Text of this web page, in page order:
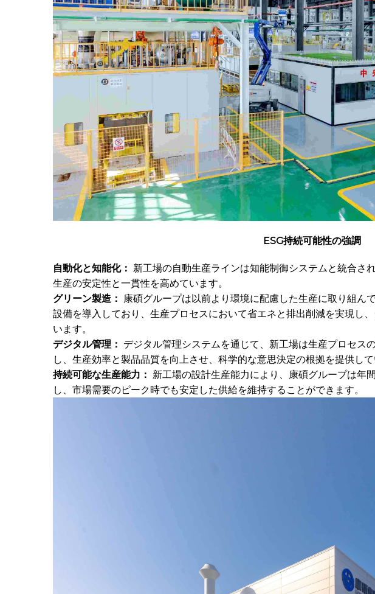
ESG持続可能性の強調
自動化と知能化： 新工場の自動生産ラインは知能制御システムと統合さ
生産の安定性と一貫性を高めています。
グリーン製造： 康碩グループは以前より環境に配慮した生産に取り組ん
設備を導入しており、生産プロセスにおいて省エネと排出削減を実現し
います。
デジタル管理： デジタル管理システムを通じて、新工場は生産プロセス
し、生産効率と製品品質を向上させ、科学的な意思決定の根拠を提供して
持続可能な生産能力： 新工場の設計生産能力により、康碩グループは年
し、市場需要のピーク時でも安定した供給を維持することができます。